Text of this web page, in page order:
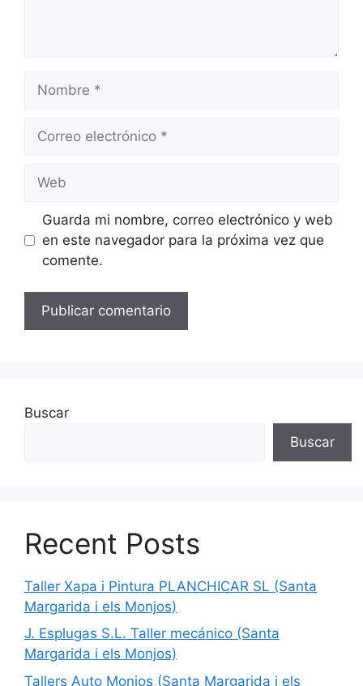
Nombre
Correo
Web
Guarda mi nombre, correo electrónico y web
en este navegador para la próxima vez que
comente.
Buscar
Buscar
Recent Posts
Taller Xapa i Pintura PLANCHICAR SL (Santa
Margarida i els Monjos)
J. Esplugas S.L. Taller mecánico (Santa
Margarida i els Monjos)
Tallers Auto Monjos (Santa Margarida i els